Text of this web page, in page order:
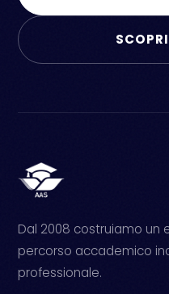
Dal 2008 costruiamo un
percorso accademico
professionale.